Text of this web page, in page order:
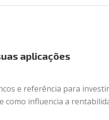
aplicações
e referência para
como influencia a